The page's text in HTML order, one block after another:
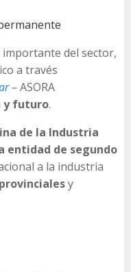
importante del sector,
a través
– ASORA
y futuro.
de la Industria
entidad de segundo
a la industria
y